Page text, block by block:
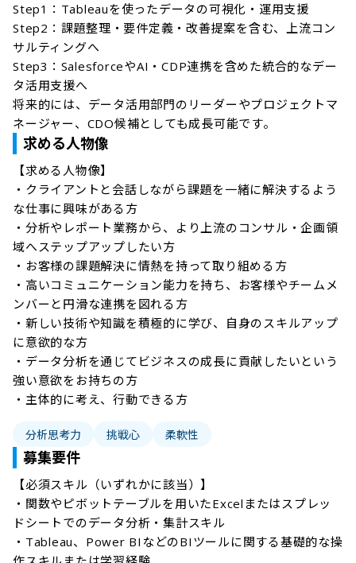
Step1：Tableauを使ったデータの可視化・運用支援
Step2：課題整理・要件定義・改善提案を含む、上流コン
サルティングへ
Step3：SalesforceやAI・CDP連携を含めた統合的なデー
タ活用支援へ
将来的には、データ活用部門のリーダーやプロジェクトマ
ネージャー、CDO候補としても成長可能です。
求める人物像
【求める人物像】
・クライアントと会話しながら課題を一緒に解決するよう
な仕事に興味がある方
・分析やレポート業務から、より上流のコンサル・企画領
域へステップアップしたい方
・お客様の課題解決に情熱を持って取り組める方
・高いコミュニケーション能力を持ち、お客様やチームメ
ンバーと円滑な連携を図れる方
・新しい技術や知識を積極的に学び、自身のスキルアップ
に意欲的な方
・データ分析を通じてビジネスの成長に貢献したいという
強い意欲をお持ちの方
・主体的に考え、行動できる方
分析思考力 挑戦心 柔軟性
募集要件
【必須スキル（いずれかに該当）】
・関数やピボットテーブルを用いたExcelまたはスプレッ
ドシートでのデータ分析・集計スキル
・Tableau、Power BIなどのBIツールに関する基礎的な操